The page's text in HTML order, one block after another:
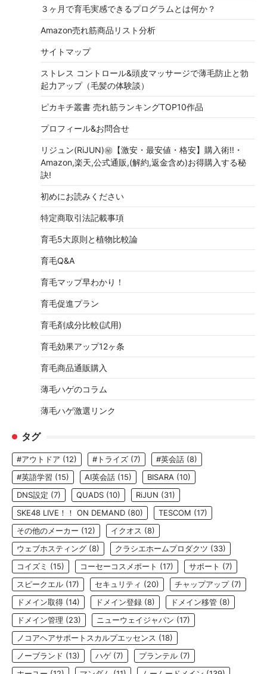
３ヶ月で育毛実感できるプログラムとは何か？
Amazon売れ筋商品リスト分析
サイトマップ
ストレス コントロール&頭皮マッサージで薄毛防止と勃
起力アップ（毛髪の体験談）
ピカキチ叢書 売れ筋ランキングTOP10作品
プロフィール&お問合せ
リジュン(RiJUN)㊙【激安・最安値・格安】購入術!!・
Amazon,楽天,公式通販,(解約,返金含め)お得購入する秘
訣!
初めにお読みください
特定商取引法記載事項
育毛5大原則と植物比較論
育毛Q&A
育毛マップ早わかり！
育毛促進プラン
育毛剤成分比較(試用)
育毛効果アップ12ヶ条
育毛商品通販購入
薄毛ハゲのコラム
薄毛ハゲ激選リンク
タグ
#アウトドア (12) #トライズ (7) #英会話 (8)
#英語学習 (15) AI英会話 (15) BISARA (10)
DNS設定 (7) QUADS (10) RiJUN (31)
SKE48 LIVE！！ ON DEMAND (80) TESCOM (17)
その他のメーカー (12) イクオス (8)
ウェブホスティング (8) クラシエホームプロダクツ (33)
コイズミ (15) コーセーコスメポート (17) サポート (7)
スピークエル (17) セキュリティ (20) チャップアップ(7)
ドメイン取得 (14) ドメイン登録 (8) ドメイン移管 (8)
ドメイン管理 (23) ニューウェイジャパン (17)
ノコアヘアサポートスカルプエッセンス (18)
ノーブランド (13) ハゲ (7) プランテル (7)